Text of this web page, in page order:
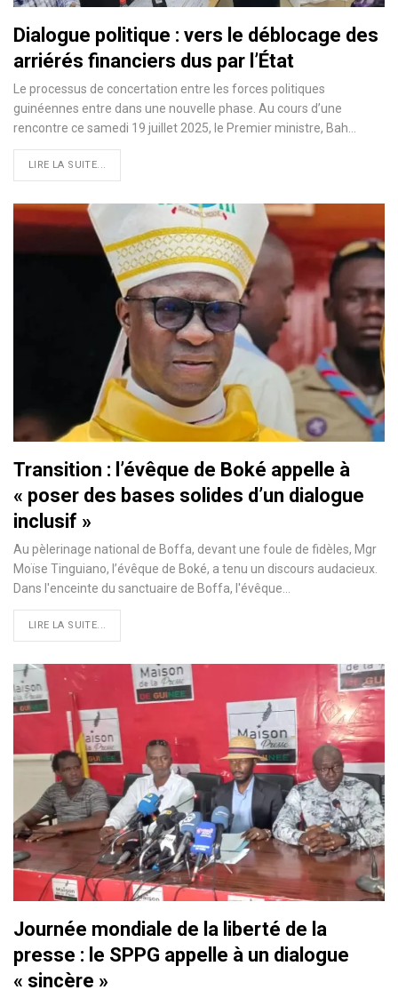
Dialogue politique : vers le déblocage des
arriérés financiers dus par l’État
Le processus de concertation entre les forces politiques
guinéennes entre dans une nouvelle phase. Au cours d’une
rencontre ce samedi 19 juillet 2025, le Premier ministre, Bah…
LIRE LA SUITE...
Transition : l’évêque de Boké appelle à
« poser des bases solides d’un dialogue
inclusif »
Au pèlerinage national de Boffa, devant une foule de fidèles, Mgr
Moïse Tinguiano, l’évêque de Boké, a tenu un discours audacieux.
Dans l'enceinte du sanctuaire de Boffa, l'évêque…
LIRE LA SUITE...
Journée mondiale de la liberté de la
presse : le SPPG appelle à un dialogue
« sincère »